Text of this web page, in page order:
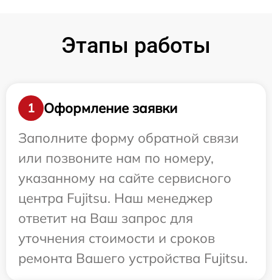
Этапы работы
1
Оформление заявки
Заполните форму обратной связи
или позвоните нам по номеру,
указанному на сайте сервисного
центра Fujitsu. Наш менеджер
ответит на Ваш запрос для
уточнения стоимости и сроков
ремонта Вашего устройства Fujitsu.